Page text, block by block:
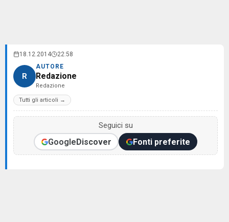
18.12.2014 22:58
R
AUTORE
Redazione
Redazione
Tutti gli articoli →
Seguici su
GoogleDiscover Fonti preferite